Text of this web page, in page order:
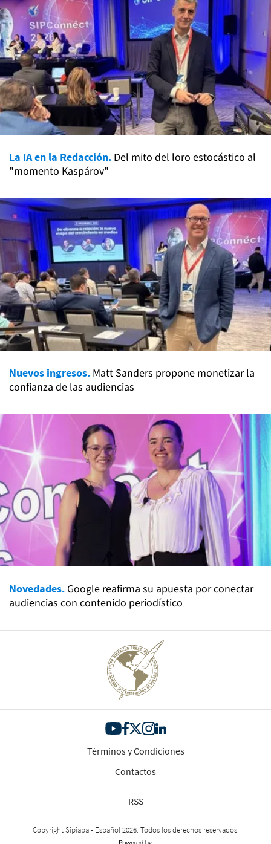
La IA en la Redacción. Del mito del loro estocástico al
"momento Kaspárov"
Nuevos ingresos. Matt Sanders propone monetizar la
confianza de las audiencias
Novedades. Google reafirma su apuesta por conectar
audiencias con contenido periodístico
Términos y Condiciones
Contactos
RSS
Copyright Sipiapa - Español 2026. Todos los derechos reservados.